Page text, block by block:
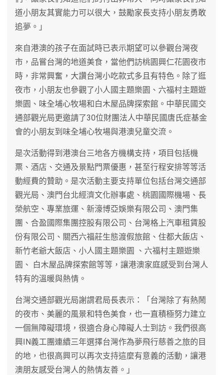
道小朋友其實能力可以很大，鼓勵家長支持小朋友勇敢
追夢。」
來自港澳的孩子在面試時已表示期望可以參觀台灣夜
市，品嘗台灣的地道美食，當他們訪桃園興仁花園夜市
時，非常興奮，大讚台灣小吃款式多且有特色。除了逛
夜市，小朋友也參觀了小人國主題樂園、六福村主題遊
樂園、味全埔心牧場和白木屋品牌探索館。中華民國交
通部觀光局更邀請了30位財團法人中華民國唐氏症基金
會的小朋友到味全埔心牧場與港澳兒童交流。
是次活動得到港澳台三地各方機構支持，項目包括機
票、酒店、交通及景點門票優惠，甚至行程安排等等活
動經費的贊助。是次活動主要支持單位包括台灣交通部
觀光局、澳門台北經濟文化辦事處、桃園國際機場、長
榮航空、專業旅運、新濠博亞娛樂有限公司、澳門集
團、合盈國際集團控股有限公司、台灣格上汽車租賃股
份有限公司、關西六福莊生態渡假旅館、住都大飯店、
新竹老爺大飯店、小人國主題樂園 、六福村主題遊樂
園、 白木屋品牌探索館等等，讓港澳家庭感受到台灣人
特有的溫暖與熱情。
台灣交通部觀光局謝謂君局長表示：「台灣除了有熱鬧
的夜市、美麗的風景和特色美食，也一直積極努力建立
一個無障礙環境，很適合身心障礙人士到訪。我們很高
興IN義工團連續三年選擇台灣作為夢飛行慈善之旅的目
的地，也很高興可以再次支持這麼有意義的活動，讓港
澳朋友感受台灣人的熱情友善。」